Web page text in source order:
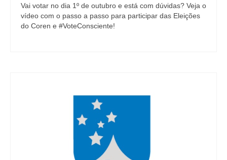
Vai votar no dia 1º de outubro e está com dúvidas? Veja o
vídeo com o passo a passo para participar das Eleições
do Coren e #VoteConsciente!